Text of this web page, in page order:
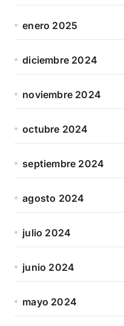
enero 2025
diciembre 2024
noviembre 2024
octubre 2024
septiembre 2024
agosto 2024
julio 2024
junio 2024
mayo 2024